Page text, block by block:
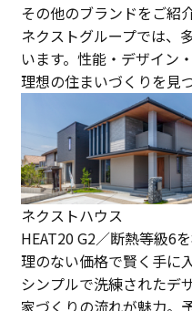
その他のブランドをご紹
ネクストグループでは、
います。性能・デザイン
理想の住まいづくりを見
ネクストハウス
HEAT20 G2／断熱等級6
理のない価格で賢く手に
シンプルで洗練されたデ
家づくりの流れが魅力。